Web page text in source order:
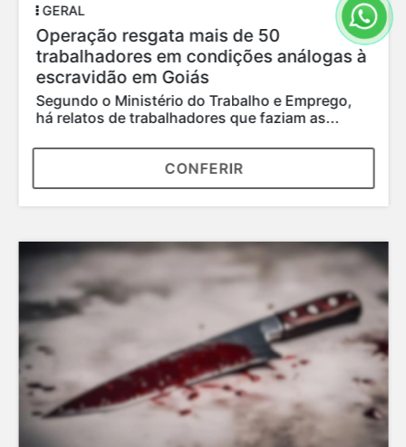
GERAL
Operação resgata mais de 50
trabalhadores em condições análogas à
escravidão em Goiás
Segundo o Ministério do Trabalho e Emprego,
há relatos de trabalhadores que faziam as...
CONFERIR